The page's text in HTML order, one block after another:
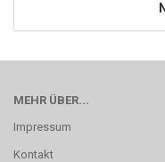
MEHR ÜBER...
Impressum
Kontakt